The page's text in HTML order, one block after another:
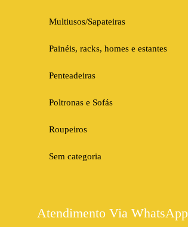
Multiusos/Sapateiras
Painéis, racks, homes e estantes
Penteadeiras
Poltronas e Sofás
Roupeiros
Sem categoria
Atendimento Via WhatsApp